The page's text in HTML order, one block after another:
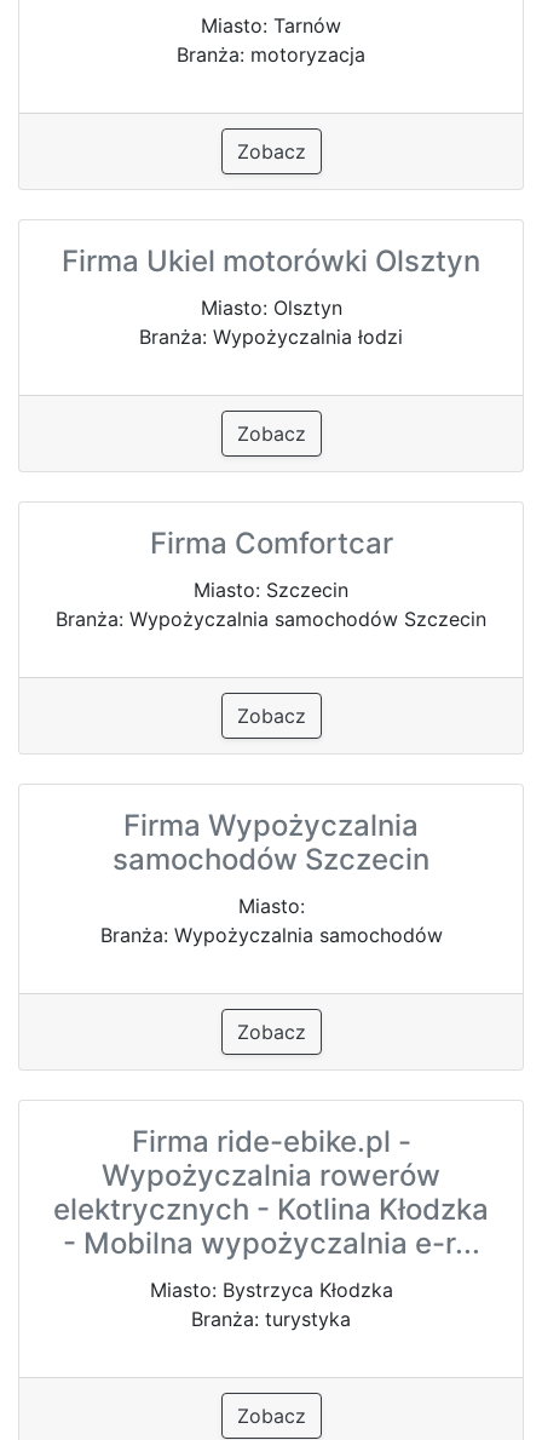
Miasto: Tarnów
Branża: motoryzacja
Zobacz
Firma Ukiel motorówki Olsztyn
Miasto: Olsztyn
Branża: Wypożyczalnia łodzi
Zobacz
Firma Comfortcar
Miasto: Szczecin
Branża: Wypożyczalnia samochodów Szczecin
Zobacz
Firma Wypożyczalnia
samochodów Szczecin
Miasto:
Branża: Wypożyczalnia samochodów
Zobacz
Firma ride-ebike.pl -
Wypożyczalnia rowerów
elektrycznych - Kotlina Kłodzka
- Mobilna wypożyczalnia e-r...
Miasto: Bystrzyca Kłodzka
Branża: turystyka
Zobacz